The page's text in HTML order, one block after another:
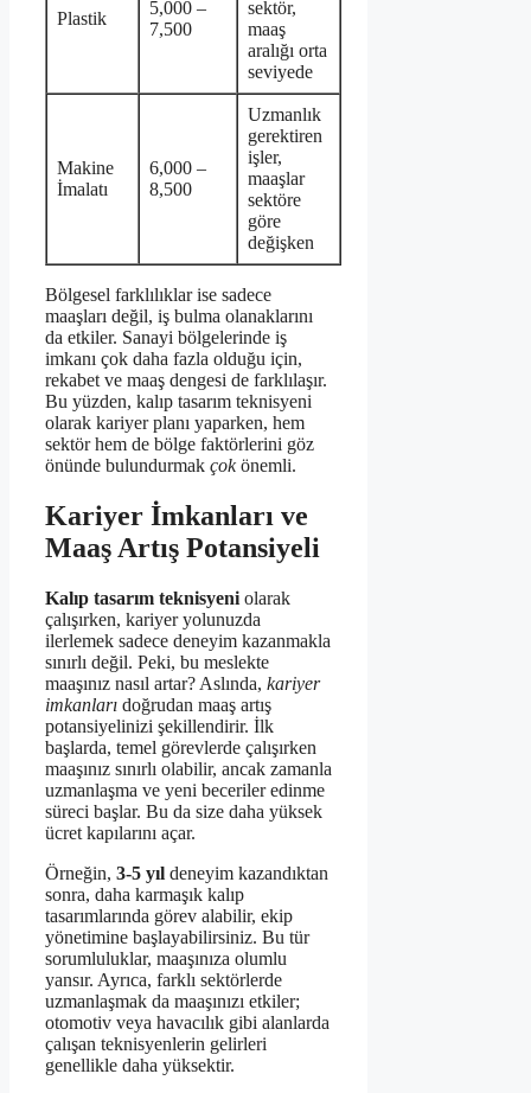
Plastik
5,000 –
7,500
sektör,
maaş
aralığı orta
seviyede
Makine
İmalatı
6,000 –
8,500
Uzmanlık
gerektiren
işler,
maaşlar
sektöre
göre
değişken
Bölgesel farklılıklar ise sadece
maaşları değil, iş bulma olanaklarını
da etkiler. Sanayi bölgelerinde iş
imkanı çok daha fazla olduğu için,
rekabet ve maaş dengesi de farklılaşır.
Bu yüzden, kalıp tasarım teknisyeni
olarak kariyer planı yaparken, hem
sektör hem de bölge faktörlerini göz
önünde bulundurmak çokönemli.
Kariyer İmkanları ve
Maaş Artış Potansiyeli
Kalıp tasarım teknisyeni olarak
çalışırken, kariyer yolunuzda
ilerlemek sadece deneyim kazanmakla
sınırlı değil. Peki, bu meslekte
maaşınız nasıl artar? Aslında, kariyer
imkanları doğrudan maaş artış
potansiyelinizi şekillendirir. İlk
başlarda, temel görevlerde çalışırken
maaşınız sınırlı olabilir, ancak zamanla
uzmanlaşma ve yeni beceriler edinme
süreci başlar. Bu da size daha yüksek
ücret kapılarını açar.
Örneğin, 3-5 yıl deneyim kazandıktan
sonra, daha karmaşık kalıp
tasarımlarında görev alabilir, ekip
yönetimine başlayabilirsiniz. Bu tür
sorumluluklar, maaşınıza olumlu
yansır. Ayrıca, farklı sektörlerde
uzmanlaşmak da maaşınızı etkiler;
otomotiv veya havacılık gibi alanlarda
çalışan teknisyenlerin gelirleri
genellikle daha yüksektir.